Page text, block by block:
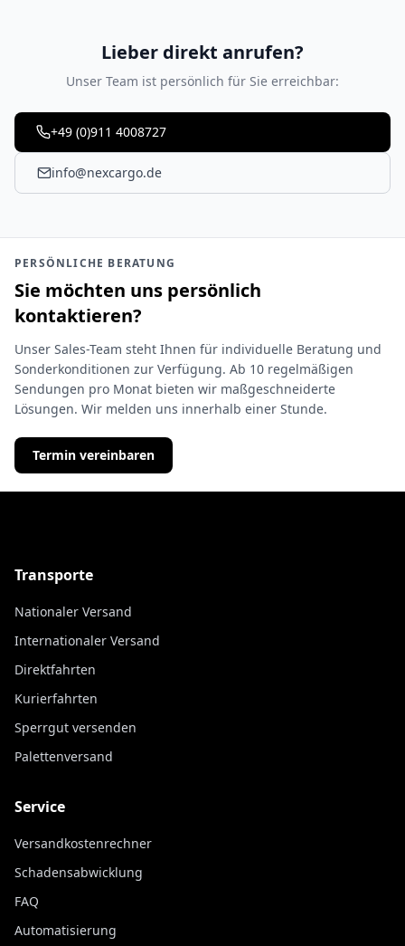
Lieber direkt anrufen?
Unser Team ist persönlich für Sie erreichbar:
+49 (0)911 4008727
info@nexcargo.de
PERSÖNLICHE BERATUNG
Sie möchten uns persönlich
kontaktieren?
Unser Sales-Team steht Ihnen für individuelle Beratung und
Sonderkonditionen zur Verfügung. Ab 10 regelmäßigen
Sendungen pro Monat bieten wir maßgeschneiderte
Lösungen. Wir melden uns innerhalb einer Stunde.
Termin vereinbaren
Transporte
Nationaler Versand
Internationaler Versand
Direktfahrten
Kurierfahrten
Sperrgut versenden
Palettenversand
Service
Versandkostenrechner
Schadensabwicklung
FAQ
Automatisierung